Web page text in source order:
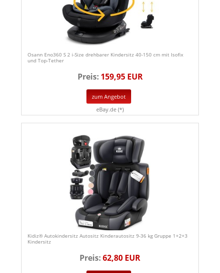
Osann Eno360 S 2 i-Size drehbarer Kindersitz 40-150 cm mit Isofix
und Top-Tether
Preis: 159,95 EUR
zum Angebot
eBay.de (*)
Kidiz® Autokindersitz Autositz Kinderautositz 9-36 kg Gruppe 1+2+3
Kindersitz
Preis:62,80 EUR